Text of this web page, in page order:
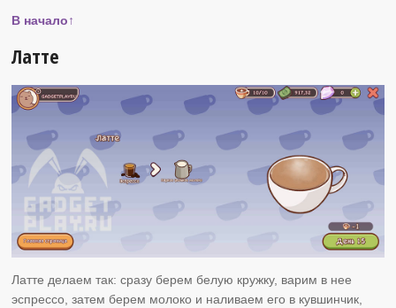
В начало↑
Латте
Латте делаем так: сразу берем белую кружку, варим в нее
эспрессо, затем берем молоко и наливаем его в кувшинчик,